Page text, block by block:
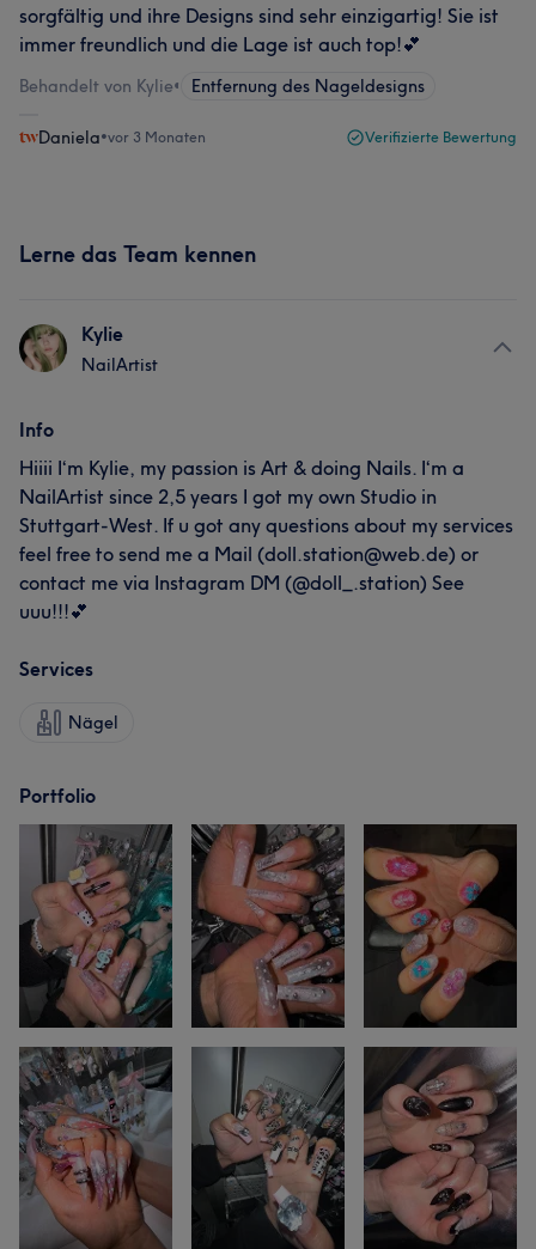
sorgfältig und ihre Designs sind sehr einzigartig! Sie ist
immer freundlich und die Lage ist auch top!💕
Behandelt von Kylie• Entfernung des Nageldesigns
Daniela•vor 3 Monaten Verifizierte Bewertung
Lerne das Team kennen
Kylie
NailArtist
Info
Hiiii I‘m Kylie, my passion is Art & doing Nails. I‘m a
NailArtist since 2,5 years I got my own Studio in
Stuttgart-West. If u got any questions about my services
feel free to send me a Mail (doll.station@web.de) or
contact me via Instagram DM (@doll_.station) See
uuu!!!💕
Services
Nägel
Portfolio